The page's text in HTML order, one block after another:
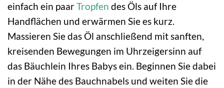
einfach ein paarTropfen des Öls auf Ihre
Handflächen und erwärmen Sie es kurz.
Massieren Sie das Öl anschließend mit sanften,
kreisenden Bewegungen im Uhrzeigersinn auf
das Bäuchlein Ihres Babys ein. Beginnen Sie dabei
in der Nähe des Bauchnabels und weiten Sie die